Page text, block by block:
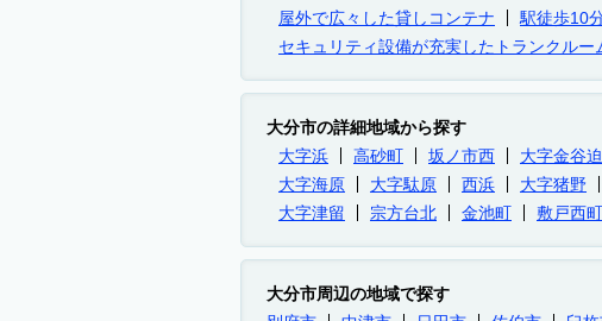
屋外で広々した貸しコンテナ
駅徒歩10
セキュリティ設備が充実したトランクルー
大分市の詳細地域から探す
大字浜
高砂町 坂ノ市西 大字金谷迫
大字海原
大字駄原 西浜 大字猪野
大字津留
宗方台北 金池町 敷戸西町
大分市周辺の地域で探す